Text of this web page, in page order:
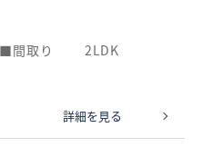
間取り 2LDK
詳細を見る